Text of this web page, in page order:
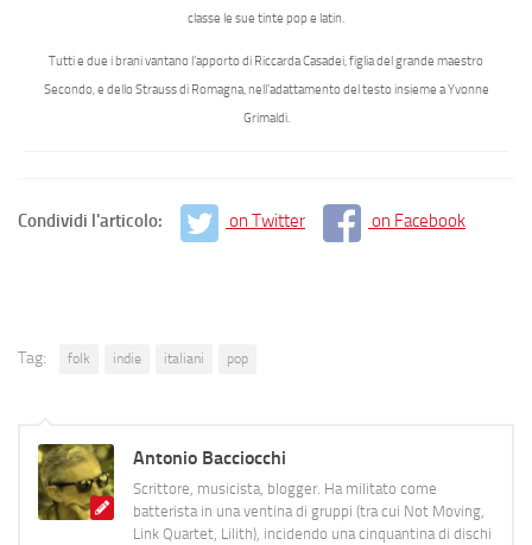
classe le sue tinte pop e latin.
Tutti e due i brani vantano l’apporto di Riccarda Casadei, figlia del grande maestro
Secondo, e dello Strauss di Romagna, nell’adattamento del testo insieme a Yvonne
Grimaldi.
Condividi l'articolo: on Twitter on Facebook
Tag: folk indie italiani pop
Antonio Bacciocchi
Scrittore, musicista, blogger. Ha militato come
batterista in una ventina di gruppi (tra cui Not Moving,
Link Quartet, Lilith), incidendo una cinquantina di dischi